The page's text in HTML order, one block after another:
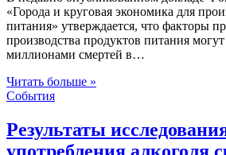
«Города и круговая экономика для
питания» утверждается, что факторы
производства продуктов питания
миллионами смертей в…
Читать больше »
События
Результаты